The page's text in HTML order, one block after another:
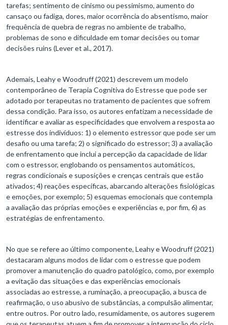
tarefas; sentimento de cinismo ou pessimismo, aumento do
cansaço ou fadiga, dores, maior ocorrência do absentismo, maior
frequência de quebra de regras no ambiente de trabalho,
problemas de sono e dificuldade em tomar decisões ou tomar
decisões ruins (Lever et al., 2017).
Ademais, Leahy e Woodruff (2021) descrevem um modelo
contemporâneo de Terapia Cognitiva do Estresse que pode ser
adotado por terapeutas no tratamento de pacientes que sofrem
dessa condição. Para isso, os autores enfatizam a necessidade de
identificar e avaliar as especificidades que envolvem a resposta ao
estresse dos indivíduos: 1) o elemento estressor que pode ser um
desafio ou uma tarefa; 2) o significado do estressor; 3) a avaliação
de enfrentamento que inclui a percepção da capacidade de lidar
com o estressor, englobando os pensamentos automáticos,
regras condicionais e suposições e crenças centrais que estão
ativados; 4) reações específicas, abarcando alterações fisiológicas
e emoções, por exemplo; 5) esquemas emocionais que contempla
a avaliação das próprias emoções e experiências e, por fim, 6) as
estratégias de enfrentamento.
No que se refere ao último componente, Leahy e Woodruff (2021)
destacaram alguns modos de lidar com o estresse que podem
promover a manutenção do quadro patológico, como, por exemplo
a evitação das situações e das experiências emocionais
associadas ao estresse, a ruminação, a preocupação, a busca de
reafirmação, o uso abusivo de substâncias, a compulsão alimentar,
entre outros. Por outro lado, resumidamente, os autores sugerem